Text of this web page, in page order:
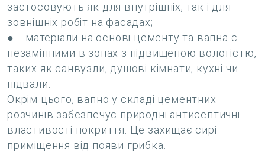
застосовують як для внутрішніх, так і для
зовнішніх робіт на фасадах;
● матеріали на основі цементу та вапна є
незамінними в зонах з підвищеною вологістю,
таких як санвузли, душові кімнати, кухні чи
підвали.
Окрім цього, вапно у складі цементних
розчинів забезпечує природні антисептичні
властивості покриття. Це захищає сирі
приміщення від появи грибка.